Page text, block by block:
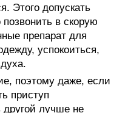
Этого допускать
в скорую
препарат для
успокоиться,
поэтому даже, если
приступ
другой лучше не